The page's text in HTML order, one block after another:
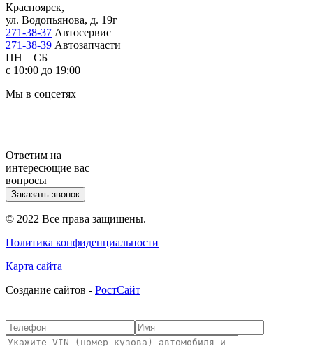
Красноярск,
ул. Водопьянова, д. 19г
271-38-37 Автосервис
271-38-39 Автозапчасти
ПН – СБ
с 10:00 до 19:00
Мы в соцсетях
Ответим на
интересющие вас
вопросы
Заказать звонок
© 2022 Все права защищены.
Политика конфиденциальности
Карта сайта
Cоздание сайтов - РостСайт